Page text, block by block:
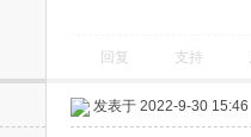
回复 支持
发表于 2022-9-30 15:46